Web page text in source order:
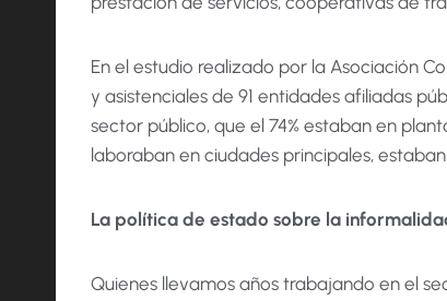
En el estudio realizado por la Asociación
y asistenciales de 91 entidades afiliadas
sector público, que el 74% estaban en
laboraban en ciudades principales, estaban
La política de estado sobre la
Quienes llevamos años trabajando en el